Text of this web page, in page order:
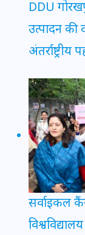
DDU
उत्पादन की
अंतर्राष्ट्रीय
सर्वाइकल